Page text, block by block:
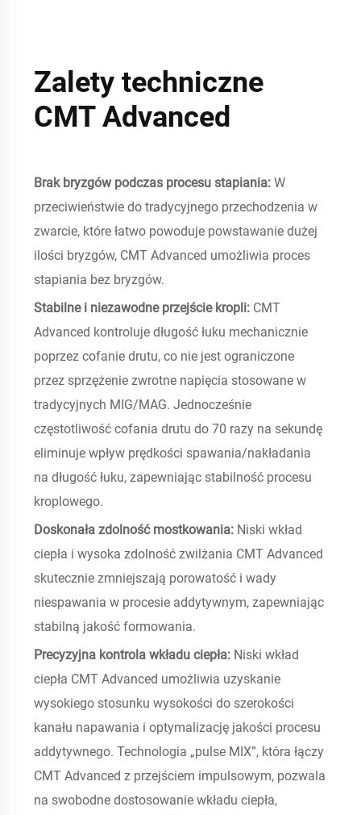
Zalety techniczne
CMT Advanced
Brak bryzgów podczas procesu stapiania: W
przeciwieństwie do tradycyjnego przechodzenia w
zwarcie, które łatwo powoduje powstawanie dużej
ilości bryzgów, CMT Advanced umożliwia proces
stapiania bez bryzgów.
Stabilne i niezawodne przejście kropli: CMT
Advanced kontroluje długość łuku mechanicznie
poprzez cofanie drutu, co nie jest ograniczone
przez sprzężenie zwrotne napięcia stosowane w
tradycyjnych MIG/MAG. Jednocześnie
częstotliwość cofania drutu do 70 razy na sekundę
eliminuje wpływ prędkości spawania/nakładania
na długość łuku, zapewniając stabilność procesu
kroplowego.
Doskonała zdolność mostkowania: Niski wkład
ciepła i wysoka zdolność zwilżania CMT Advanced
skutecznie zmniejszają porowatość i wady
niespawania w procesie addytywnym, zapewniając
stabilną jakość formowania.
Precyzyjna kontrola wkładu ciepła: Niski wkład
ciepła CMT Advanced umożliwia uzyskanie
wysokiego stosunku wysokości do szerokości
kanału napawania i optymalizację jakości procesu
addytywnego. Technologia „pulse MIX”, która łączy
CMT Advanced z przejściem impulsowym, pozwala
na swobodne dostosowanie wkładu ciepła,